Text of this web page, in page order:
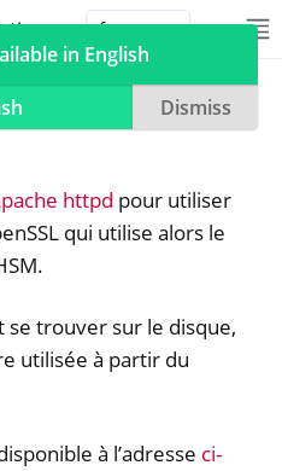
httpd pour utiliser
qui utilise alors le
trouver sur le disque,
utilisée à partir du
à l’adresse ci-
in English
Dismiss